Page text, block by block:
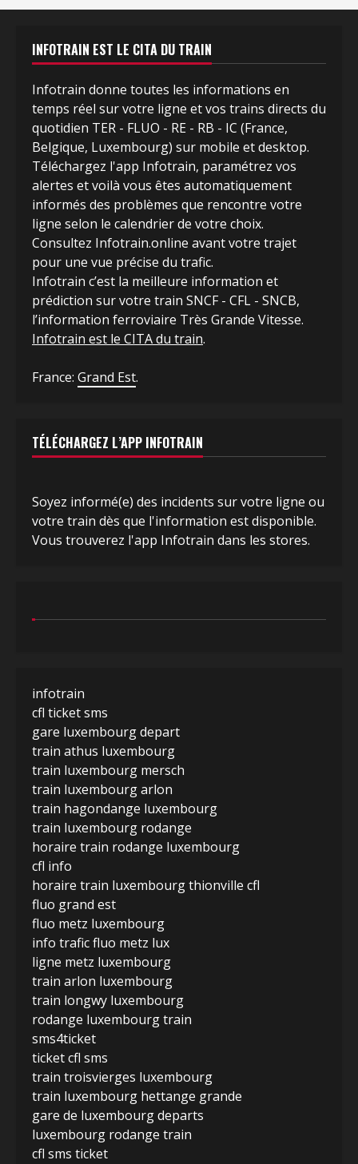
INFOTRAIN EST LE CITA DU TRAIN
Infotrain donne toutes les informations en
temps réel sur votre ligne et vos trains directs du
quotidien TER - FLUO - RE - RB - IC (France,
Belgique, Luxembourg) sur mobile et desktop.
Téléchargez l'app Infotrain, paramétrez vos
alertes et voilà vous êtes automatiquement
informés des problèmes que rencontre votre
ligne selon le calendrier de votre choix.
Consultez Infotrain.online avant votre trajet
pour une vue précise du trafic.
Infotrain c’est la meilleure information et
prédiction sur votre train SNCF - CFL - SNCB,
l’information ferroviaire Très Grande Vitesse.
Infotrain est le CITA du train.
France: Grand Est.
TÉLÉCHARGEZ L’APP INFOTRAIN
Soyez informé(e) des incidents sur votre ligne ou
votre train dès que l'information est disponible.
Vous trouverez l'app Infotrain dans les stores.
infotrain
cfl ticket sms
gare luxembourg depart
train athus luxembourg
train luxembourg mersch
train luxembourg arlon
train hagondange luxembourg
train luxembourg rodange
horaire train rodange luxembourg
cfl info
horaire train luxembourg thionville cfl
fluo grand est
fluo metz luxembourg
info trafic fluo metz lux
ligne metz luxembourg
train arlon luxembourg
train longwy luxembourg
rodange luxembourg train
sms4ticket
ticket cfl sms
train troisvierges luxembourg
train luxembourg hettange grande
gare de luxembourg departs
luxembourg rodange train
cfl sms ticket